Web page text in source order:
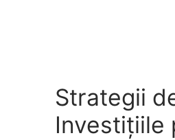
Strategii
Investițiile